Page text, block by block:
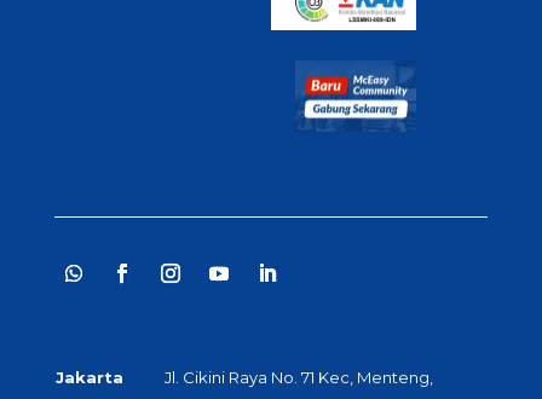
Jakarta
Jl. Cikini Raya No. 71 Kec, Menteng,